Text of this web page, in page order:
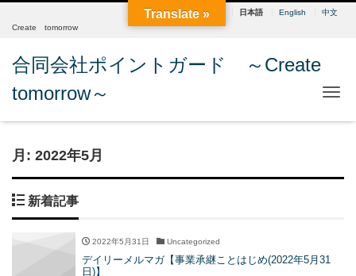
日本語 English
中文
Create tomorrow
合同会社ポイントガード ～Create
tomorrow～
月: 2022年5月
新着記事
2022年5月31日 Uncategorized
デイリーメルマガ【事業承継ことはじめ(2022年5月31
日)】
Translate »